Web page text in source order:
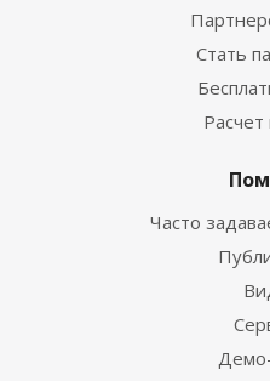
Стать
Расчет
Часто